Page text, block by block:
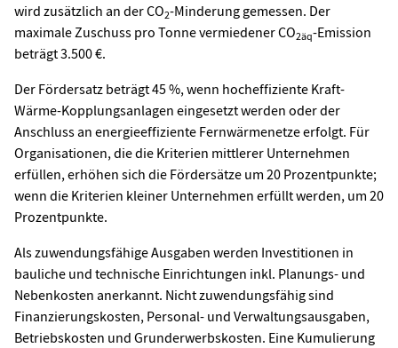
wird zusätzlich an der CO2-Minderung gemessen. Der
maximale Zuschuss pro Tonne vermiedener CO2äq-Emission
beträgt 3.500 €.
Der Fördersatz beträgt 45 %, wenn hocheffiziente Kraft-
Wärme-Kopplungsanlagen eingesetzt werden oder der
Anschluss an energieeffiziente Fernwärmenetze erfolgt. Für
Organisationen, die die Kriterien mittlerer Unternehmen
erfüllen, erhöhen sich die Fördersätze um 20 Prozentpunkte;
wenn die Kriterien kleiner Unternehmen erfüllt werden, um 20
Prozentpunkte.
Als zuwendungsfähige Ausgaben werden Investitionen in
bauliche und technische Einrichtungen inkl. Planungs- und
Nebenkosten anerkannt. Nicht zuwendungsfähig sind
Finanzierungskosten, Personal- und Verwaltungsausgaben,
Betriebskosten und Grunderwerbskosten. Eine Kumulierung